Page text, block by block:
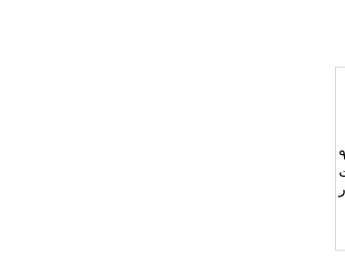
نشست آموزشی با عنوان فرآیند ارزیابی عملکرد کارکنان، روز شنبه۵ اردیبهشت از ساعت ۹